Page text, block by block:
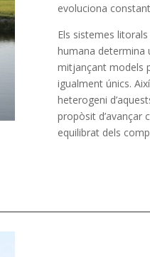
evoluciona
Els sistemes
humana determina
mitjançant models
igualment únics.
heterogeni
propòsit d’avançar
equilibrat dels